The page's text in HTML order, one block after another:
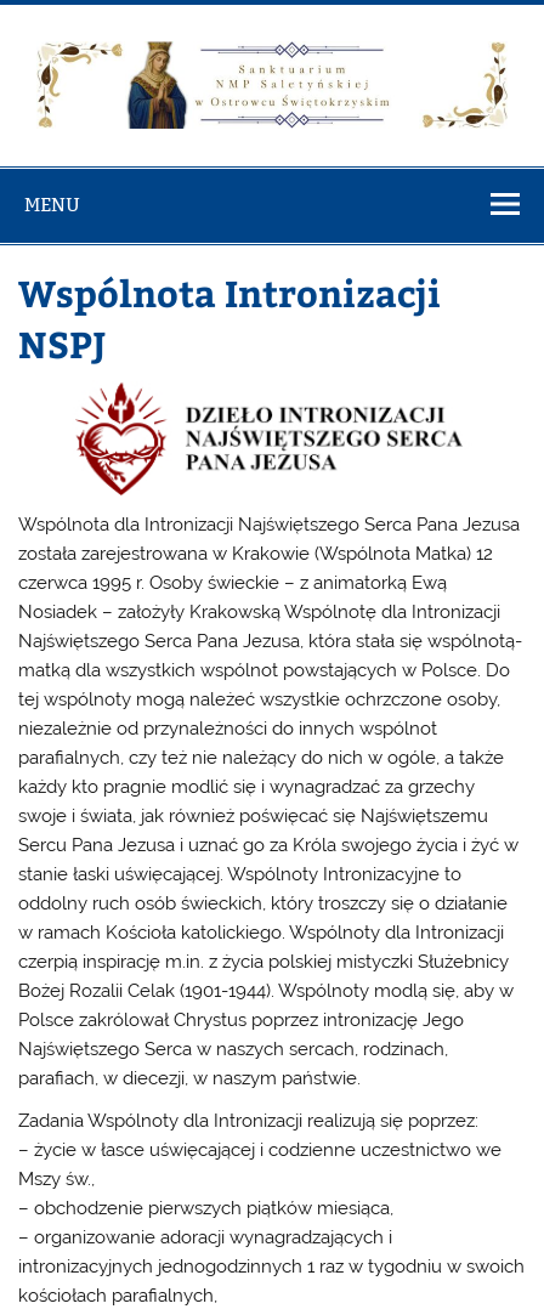
Skip
content
Sanktuarium
Saletyńskiej
Ostrowcu
Saletyńskiej w Ostrowcu Świętokrzyskim
MENU
Wspólnota Intronizacji
NSPJ
Wspólnota dla Intronizacji Najświętszego Serca Pana Jezusa
została zarejestrowana w Krakowie (Wspólnota Matka) 12
czerwca 1995 r. Osoby świeckie – z animatorką Ewą
Nosiadek – założyły Krakowską Wspólnotę dla Intronizacji
Najświętszego Serca Pana Jezusa, która stała się wspólnotą-
matką dla wszystkich wspólnot powstających w Polsce. Do
tej wspólnoty mogą należeć wszystkie ochrzczone osoby,
niezależnie od przynależności do innych wspólnot
parafialnych, czy też nie należący do nich w ogóle, a także
każdy kto pragnie modlić się i wynagradzać za grzechy
swoje i świata, jak również poświęcać się Najświętszemu
Sercu Pana Jezusa i uznać go za Króla swojego życia i żyć w
stanie łaski uświęcającej. Wspólnoty Intronizacyjne to
oddolny ruch osób świeckich, który troszczy się o działanie
w ramach Kościoła katolickiego. Wspólnoty dla Intronizacji
czerpią inspirację m.in. z życia polskiej mistyczki Służebnicy
Bożej Rozalii Celak (1901-1944). Wspólnoty modlą się, aby w
Polsce zakrólował Chrystus poprzez intronizację Jego
Najświętszego Serca w naszych sercach, rodzinach,
parafiach, w diecezji, w naszym państwie.
Zadania Wspólnoty dla Intronizacji realizują się poprzez:
– życie w łasce uświęcającej i codzienne uczestnictwo we
Mszy św.,
– obchodzenie pierwszych piątków miesiąca,
– organizowanie adoracji wynagradzających i
intronizacyjnych jednogodzinnych 1 raz w tygodniu w swoich
kościołach parafialnych,